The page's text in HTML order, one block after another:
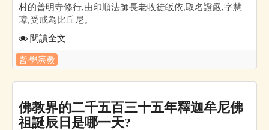
村的普明寺修行,由印順法師長老收徒皈依,取名證嚴,字慧
璋,受戒為比丘尼。
閱讀全文
哲學宗教
佛教界的二千五百三十五年釋迦牟尼佛
祖誕辰日是哪一天?